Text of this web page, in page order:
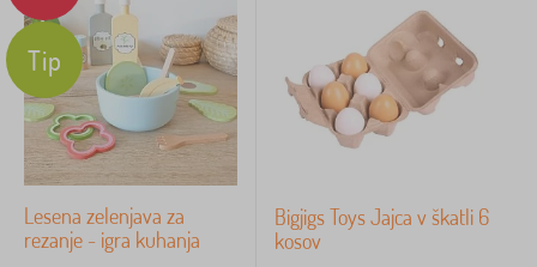
Tip
Lesena zelenjava za
rezanje - igra kuhanja
Bigjigs Toys Jajca v škatli 6
kosov